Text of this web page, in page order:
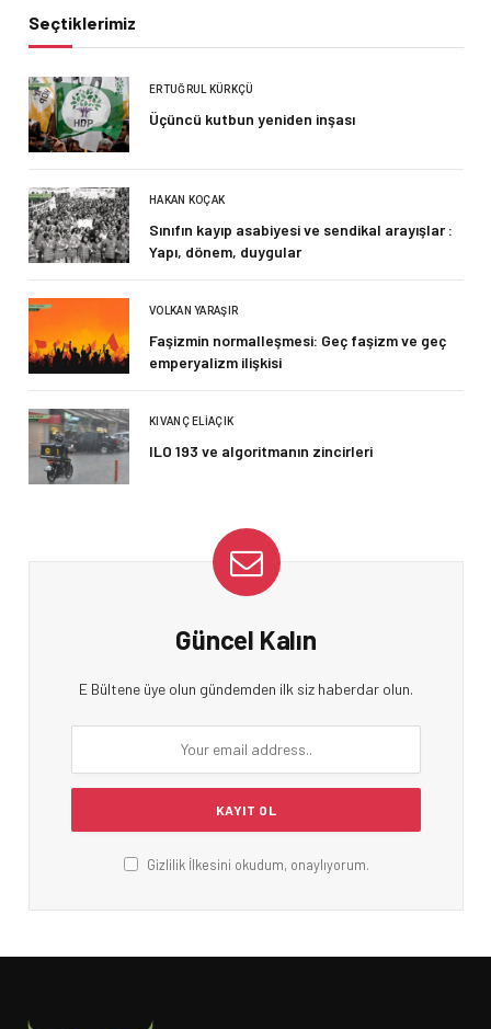
Seçtiklerimiz
ERTUĞRUL KÜRKÇÜ
Üçüncü kutbun yeniden inşası
HAKAN KOÇAK
Sınıfın kayıp asabiyesi ve sendikal arayışlar :
Yapı, dönem, duygular
VOLKAN YARAŞIR
Faşizmin normalleşmesi: Geç faşizm ve geç
emperyalizm ilişkisi
KIVANÇ ELIAÇIK
ILO 193 ve algoritmanın zincirleri
Güncel Kalın
E Bültene üye olun gündemden ilk siz haberdar olun.
Gizlilik İlkesini okudum, onaylıyorum.